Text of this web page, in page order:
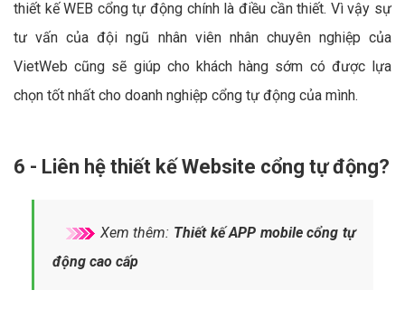
thiết kế WEB cổng tự động chính là điều cần thiết. Vì vậy sự
tư vấn của đội ngũ nhân viên nhân chuyên nghiệp của
VietWeb cũng sẽ giúp cho khách hàng sớm có được lựa
chọn tốt nhất cho doanh nghiệp cổng tự động của mình.
6 - Liên hệ thiết kế Website cổng tự động?
Xem thêm: Thiết kế APP mobile cổng tự
động cao cấp